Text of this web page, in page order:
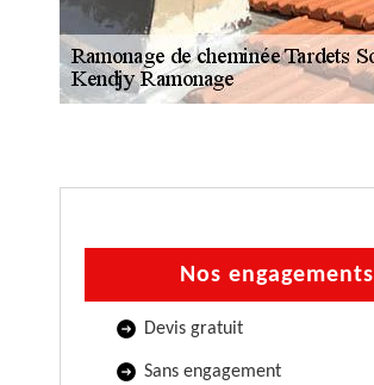
Nos engagements
Devis gratuit
Sans engagement